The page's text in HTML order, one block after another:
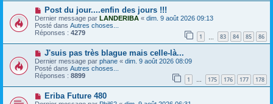
a
e
a
m
e
s
s
a
g
e
N
o
u
v
e
a
u
m
e
s
s
a
Post du jour....enfin des jours !!!
Dernier message par LANDERIBA « dim. 9 août 2026 09:13
Posté dans Autres choses...
Réponses : 4279 1 83 84 85 86
N
o
u
v
e
a
u
m
J'suis pas très blague mais celle-là...
Dernier message par phane « dim. 9 août 2026 08:09
Posté dans Autres choses...
Réponses : 8899 1 … 175 176 177 178
N
o
Eriba Future 480